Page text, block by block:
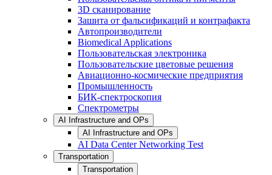
3D сканирование
Зашита от фальсификаций и контрафакта
Автопроизводители
Biomedical Applications
Пользовательская электроника
Пользовательские цветовые решения
Авиационно-космические предприятия
Промышленность
БИК-спектроскопия
Спектрометры
AI Infrastructure and OPs
AI Infrastructure and OPs
AI Data Center Networking Test
Transportation
Transportation